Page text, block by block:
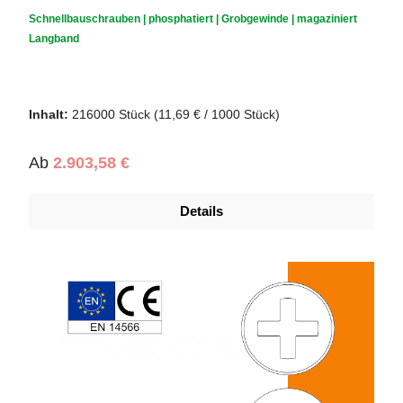
Schnellbauschrauben | phosphatiert | Grobgewinde | magaziniert
Langband
Inhalt: 216000 Stück (11,69 € / 1000 Stück)
Regulärer Preis:
Ab 2.903,58 €
Details